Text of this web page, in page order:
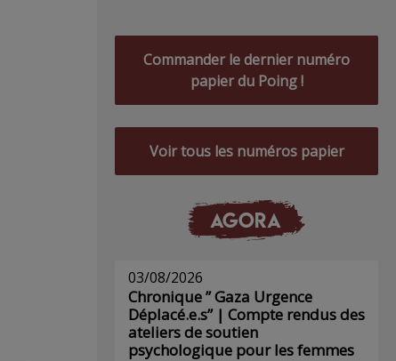
Commander le dernier numéro
papier du Poing !
Voir tous les numéros papier
AGORA
03/08/2026
Chronique ” Gaza Urgence
Déplacé.e.s” | Compte rendus des
ateliers de soutien
psychologique pour les femmes